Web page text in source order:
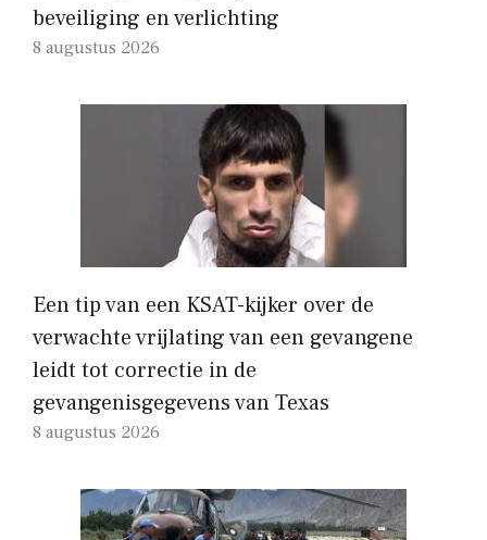
beveiliging en verlichting
8 augustus 2026
Een tip van een KSAT-kijker over de
verwachte vrijlating van een gevangene
leidt tot correctie in de
gevangenisgegevens van Texas
8 augustus 2026